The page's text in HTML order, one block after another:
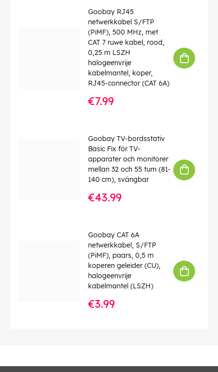
: Pb
: Simplex-kabel
: Glass Fibre G.657.A2
Goobay RJ45
netwerkkabel S/FTP
(PiMF), 500 MHz, met
CAT 7 ruwe kabel, rood,
0,25 m LSZH
halogeenvrije
kabelmantel, koper,
RJ45-connector (CAT 6A)
€7.99
Goobay TV-bordsstativ
Basic Fix för TV-
apparater och monitorer
mellan 32 och 55 tum (81-
140 cm), svängbar
€43.99
Goobay CAT 6A
netwerkkabel, S/FTP
(PiMF), paars, 0,5 m
koperen geleider (CU),
halogeenvrije
kabelmantel (LSZH)
€3.99